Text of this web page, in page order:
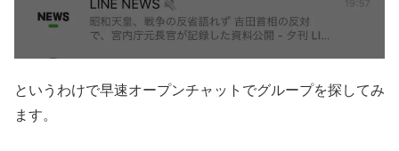
というわけで早速オープンチャットでグループを探してみ
ます。